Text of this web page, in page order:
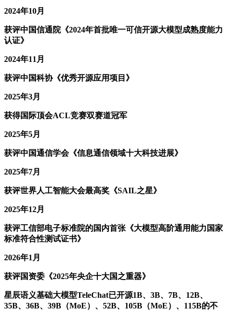
2024年10月
获评中国信通院《2024年首批唯一可信开源大模型成熟度能力
认证》
2024年11月
获评中国科协《优秀开源应用项目》
2025年3月
获得国际顶会ACL竞赛双赛道冠军
2025年5月
获评中国通信学会《信息通信领域十大科技进展》
2025年7月
获评世界人工智能大会最高奖《SAIL之星》
2025年12月
获评工信部电子标准院的国内首张《大模型高阶通用能力国家
标准符合性测试证书》
2026年1月
获评国资委《2025年央企十大国之重器》
星辰语义基础大模型TeleChat已开源1B、3B、7B、12B、
35B、36B、39B（MoE）、52B、105B（MoE）、115B的不